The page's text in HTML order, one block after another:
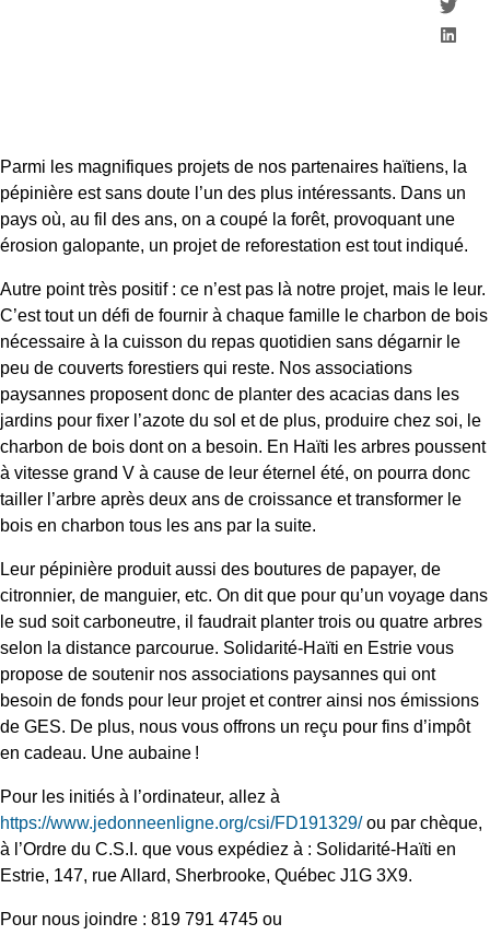
Parmi les magnifiques projets de nos partenaires haïtiens, la
pépinière est sans doute l’un des plus intéressants. Dans un
pays où, au fil des ans, on a coupé la forêt, provoquant une
érosion galopante, un projet de reforestation est tout indiqué.
Autre point très positif : ce n’est pas là notre projet, mais le leur.
C’est tout un défi de fournir à chaque famille le charbon de bois
nécessaire à la cuisson du repas quotidien sans dégarnir le
peu de couverts forestiers qui reste. Nos associations
paysannes proposent donc de planter des acacias dans les
jardins pour fixer l’azote du sol et de plus, produire chez soi, le
charbon de bois dont on a besoin. En Haïti les arbres poussent
à vitesse grand V à cause de leur éternel été, on pourra donc
tailler l’arbre après deux ans de croissance et transformer le
bois en charbon tous les ans par la suite.
Leur pépinière produit aussi des boutures de papayer, de
citronnier, de manguier, etc. On dit que pour qu’un voyage dans
le sud soit carboneutre, il faudrait planter trois ou quatre arbres
selon la distance parcourue. Solidarité-Haïti en Estrie vous
propose de soutenir nos associations paysannes qui ont
besoin de fonds pour leur projet et contrer ainsi nos émissions
de GES. De plus, nous vous offrons un reçu pour fins d’impôt
en cadeau. Une aubaine !
Pour les initiés à l’ordinateur, allez à
https://www.jedonneenligne.org/csi/FD191329/ou par chèque,
à l’Ordre du C.S.I. que vous expédiez à : Solidarité-Haïti en
Estrie, 147, rue Allard, Sherbrooke, Québec J1G 3X9.
Pour nous joindre : 819 791 4745 ou